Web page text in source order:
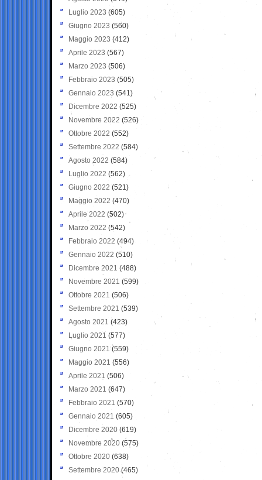
Luglio 2023 (605)
Giugno 2023 (560)
Maggio 2023 (412)
Aprile 2023 (567)
Marzo 2023 (506)
Febbraio 2023 (505)
Gennaio 2023 (541)
Dicembre 2022 (525)
Novembre 2022 (526)
Ottobre 2022 (552)
Settembre 2022 (584)
Agosto 2022 (584)
Luglio 2022 (562)
Giugno 2022 (521)
Maggio 2022 (470)
Aprile 2022 (502)
Marzo 2022 (542)
Febbraio 2022 (494)
Gennaio 2022 (510)
Dicembre 2021 (488)
Novembre 2021 (599)
Ottobre 2021 (506)
Settembre 2021 (539)
Agosto 2021 (423)
Luglio 2021 (577)
Giugno 2021(559)
Maggio 2021 (556)
Aprile 2021 (506)
Marzo 2021 (647)
Febbraio 2021 (570)
Gennaio 2021 (605)
Dicembre 2020 (619)
Novembre 2020 (575)
Ottobre 2020 (638)
Settembre 2020(465)